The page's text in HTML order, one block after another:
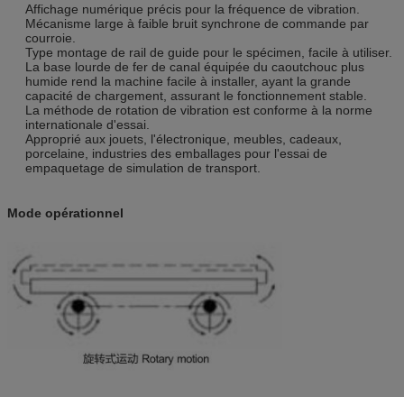
Affichage numérique précis pour la fréquence de vibration.
Mécanisme large à faible bruit synchrone de commande par
courroie.
Type montage de rail de guide pour le spécimen, facile à utiliser.
La base lourde de fer de canal équipée du caoutchouc plus
humide rend la machine facile à installer, ayant la grande
capacité de chargement, assurant le fonctionnement stable.
La méthode de rotation de vibration est conforme à la norme
internationale d'essai.
Approprié aux jouets, l'électronique, meubles, cadeaux,
porcelaine, industries des emballages pour l'essai de
empaquetage de simulation de transport.
Mode opérationnel